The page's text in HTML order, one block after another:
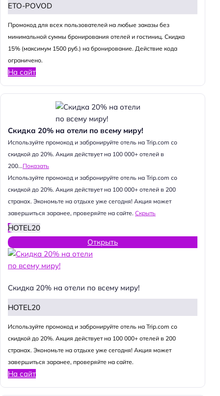
ETO-POVOD
Промокод для всех пользователей на любые заказы без
минимальной суммы бронирования отелей и гостиниц. Скидка
15% (максимум 1500 руб.) на бронирование. Действие кода
ограничено.
На сайт
Скидка 20% на отели по всему миру!
Используйте промокод и забронируйте отель на Trip.com со
скидкой до 20%. Акция действует на 100 000+ отелей в
200...Показать
Используйте промокод и забронируйте отель на Trip.com со
скидкой до 20%. Акция действует на 100 000+ отелей в 200
странах. Экономьте на отдыхе уже сегодня! Акция может
завершиться заранее, проверяйте на сайте. Скрыть
HOTEL20
Открыть
Скидка 20% на отели по всему миру!
HOTEL20
Используйте промокод и забронируйте отель на Trip.com со
скидкой до 20%. Акция действует на 100 000+ отелей в 200
странах. Экономьте на отдыхе уже сегодня! Акция может
завершиться заранее, проверяйте на сайте.
На сайт